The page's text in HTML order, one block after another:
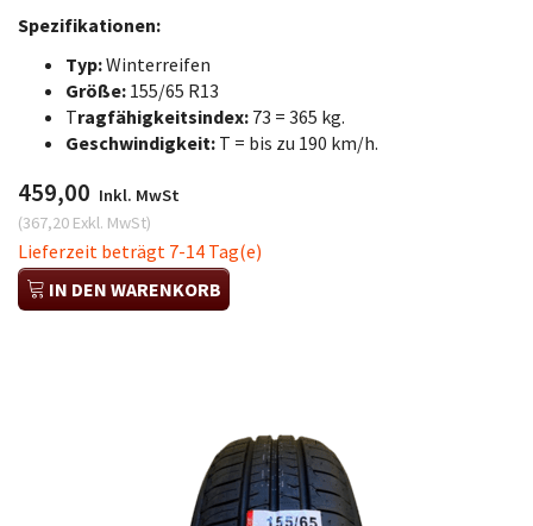
Spezifikationen:
Typ:Winterreifen
Größe: 155/65 R13
Tragfähigkeitsindex: 73 = 365 kg.
Geschwindigkeit: T = bis zu 190 km/h.
459,00 Inkl. MwSt
(367,20 Exkl. MwSt)
Lieferzeit beträgt 7-14 Tag(e)
IN DEN WARENKORB